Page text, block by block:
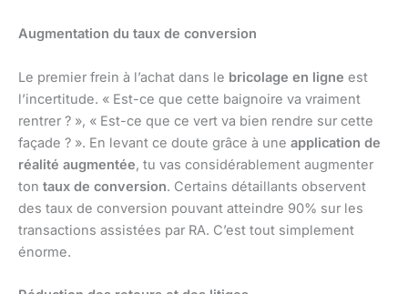
Augmentation du taux de conversion
Le premier frein à l’achat dans le bricolage en ligne est
l’incertitude. « Est-ce que cette baignoire va vraiment
rentrer ? », « Est-ce que ce vert va bien rendre sur cette
façade ? ». En levant ce doute grâce à une application de
réalité augmentée, tu vas considérablement augmenter
ton taux de conversion. Certains détaillants observent
des taux de conversion pouvant atteindre 90% sur les
transactions assistées par RA. C’est tout simplement
énorme.